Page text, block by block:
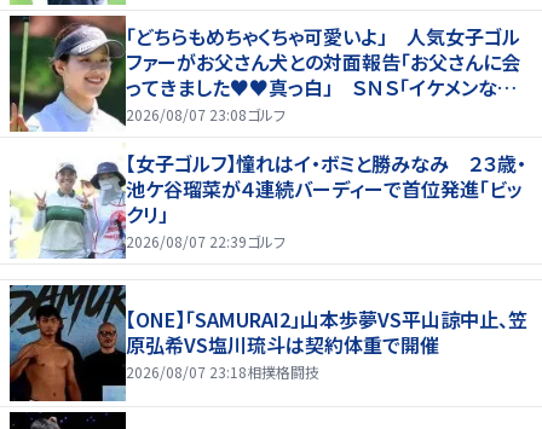
「どちらもめちゃくちゃ可愛いよ」 人気女子ゴル
ファーがお父さん犬との対面報告「お父さんに会
ってきました♥♥真っ白」 ＳＮＳ「イケメンなお
父さん」「白戸家入りするんですか？」
2026/08/07 23:08ゴルフ
【女子ゴルフ】憧れはイ・ボミと勝みなみ ２３歳・
池ケ谷瑠菜が４連続バーディーで首位発進「ビッ
クリ」
2026/08/07 22:39ゴルフ
【ONE】「SAMURAI2」山本歩夢VS平山諒中止、笠
原弘希VS塩川琉斗は契約体重で開催
2026/08/07 23:18相撲格闘技